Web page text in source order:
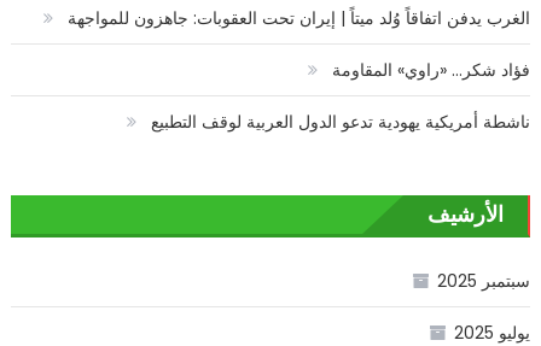
الغرب يدفن اتفاقاً وُلد ميتاً | إيران تحت العقوبات: جاهزون للمواجهة
فؤاد شكر… «راوي» المقاومة
ناشطة أمريكية يهودية تدعو الدول العربية لوقف التطبيع
الأرشيف
سبتمبر 2025
يوليو 2025